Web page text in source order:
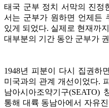
태국 군부 정치 서막의 진정
서는 군부가 원하면 언제든
있게 되었다. 실제로 현재까
대부분의 기간 동안 군부가
1948년 피분이 다시 집권하
미국과의 관계 개선이었다.
남아시아조약기구(SEATO)
통해 대륙 동남아에서 자유